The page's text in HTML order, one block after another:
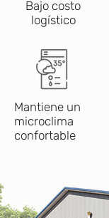
Bajo costo
logístico
Mantiene un
microclima
confortable